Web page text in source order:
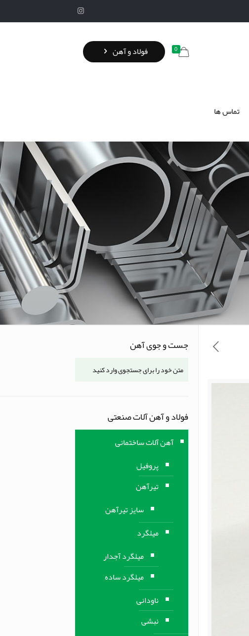
تماس ها
0 فولاد و آهن
جست و جوی آهن
فولاد و آهن آلات صنعتی
آهن آلات ساختمانی
پروفیل
تیرآهن
سایز تیرآهن
میلگرد
میلگرد آجدار
میلگرد ساده
ناودانی
نبشی